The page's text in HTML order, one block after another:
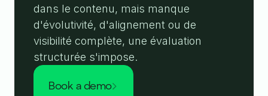
dans le contenu, mais manque
d'évolutivité, d'alignement ou de
visibilité complète, une évaluation
structurée s'impose.
book a demo